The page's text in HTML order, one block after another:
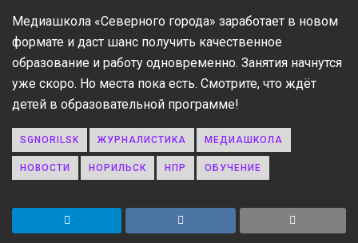
Медиашкола «Северного города» заработает в новом
формате и даст шанс получить качественное
образование и работу одновременно. Занятия начнутся
уже скоро. Но места пока есть. Смотрите, что ждёт
детей в образовательной программе!
SGNORILSK ЖУРНАЛИСТИКА МЕДИАШКОЛА
НОВОСТИ НОРИЛЬСК НПР ОБУЧЕНИЕ